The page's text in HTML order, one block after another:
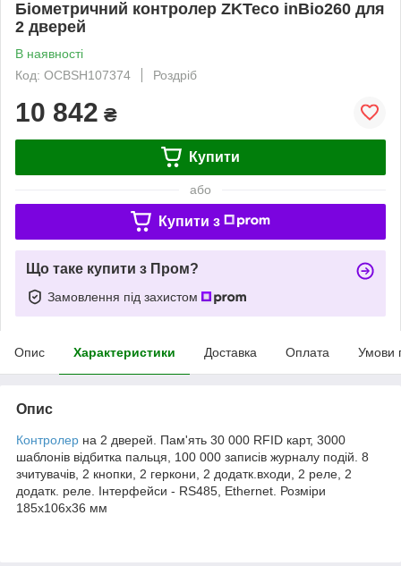
Біометричний контролер ZKTeco inBio260 для
2 дверей
В наявності
Код: OCBSH107374
Роздріб
10 842 ₴
Купити
або
Купити з
Що таке купити з Пром?
Замовлення під захистом
Опис Характеристики Доставка Оплата Умови
Опис
Контролер на 2 дверей. Пам'ять 30 000 RFID карт, 3000
шаблонів відбитка пальця, 100 000 записів журналу подій. 8
зчитувачів, 2 кнопки, 2 геркони, 2 додатк.входи, 2 реле, 2
додатк. реле. Інтерфейси - RS485, Ethernet. Розміри
185х106х36 мм